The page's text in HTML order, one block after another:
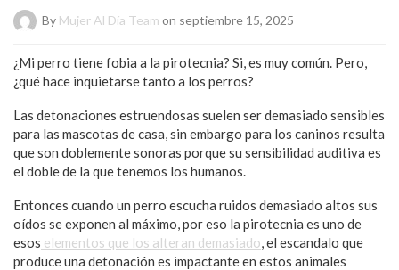
By Mujer Al Día Team on septiembre 15, 2025
¿Mi perro tiene fobia a la pirotecnia? Si, es muy común. Pero,
¿qué hace inquietarse tanto a los perros?
Las detonaciones estruendosas suelen ser demasiado sensibles
para las mascotas de casa, sin embargo para los caninos resulta
que son doblemente sonoras porque su sensibilidad auditiva es
el doble de la que tenemos los humanos.
Entonces cuando un perro escucha ruidos demasiado altos sus
oídos se exponen al máximo, por eso la pirotecnia es uno de
esos elementos que los alteran demasiado, el escandalo que
produce una detonación es impactante en estos animales